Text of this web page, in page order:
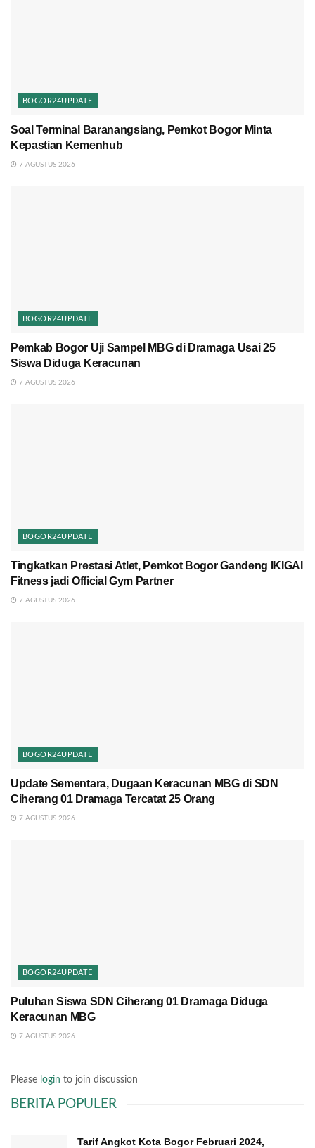
BOGOR24UPDATE
Soal Terminal Baranangsiang, Pemkot Bogor Minta
Kepastian Kemenhub
7 AGUSTUS 2026
BOGOR24UPDATE
Pemkab Bogor Uji Sampel MBG di Dramaga Usai 25
Siswa Diduga Keracunan
7 AGUSTUS 2026
BOGOR24UPDATE
Tingkatkan Prestasi Atlet, Pemkot Bogor Gandeng IKIGAI
Fitness jadi Official Gym Partner
7 AGUSTUS 2026
BOGOR24UPDATE
Update Sementara, Dugaan Keracunan MBG di SDN
Ciherang 01 Dramaga Tercatat 25 Orang
7 AGUSTUS 2026
BOGOR24UPDATE
Puluhan Siswa SDN Ciherang 01 Dramaga Diduga
Keracunan MBG
7 AGUSTUS 2026
Please login to join discussion
BERITA POPULER
Tarif Angkot Kota Bogor Februari 2024,